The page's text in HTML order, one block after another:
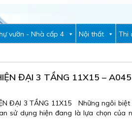
vườn - Nhà cấp 4 Nội thất Thi
ĐẠI 3 TẦNG 11X15 – A045
ĐẠI 3 TẦNG 11X15 Những ngôi
sử dụng hiện đang là lựa chọn của